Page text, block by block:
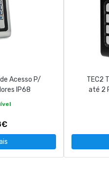
Acesso P/
IP68
TEC2
até 2